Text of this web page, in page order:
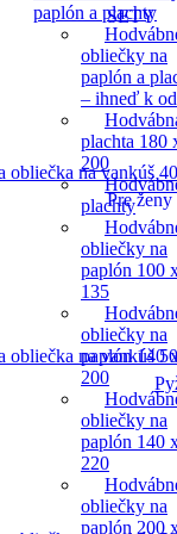
SETY
Pre ženy
paplón a plachty
obliečky na
paplón a
– ihneď k
plachta 180
200
plachty
obliečky na
paplón 100
135
obliečky na
paplón 140
200
obliečky na
paplón 140
220
obliečky na
paplón 200
obliečka na vankúš
obliečka na vankúš